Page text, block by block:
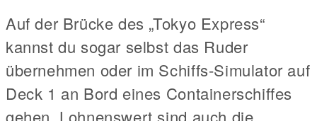
Auf der Brücke des „Tokyo Express“
kannst du sogar selbst das Ruder
übernehmen oder im Schiffs-Simulator auf
Deck 1 an Bord eines Containerschiffes
gehen. Lohnenswert sind auch die